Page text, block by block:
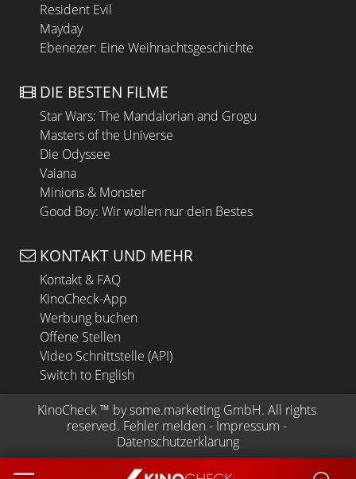
Resident Evil
Mayday
Ebenezer: Eine Weihnachtsgeschichte
DIE BESTEN FILME
Star Wars: The Mandalorian and Grogu
Masters of the Universe
Die Odyssee
Vaiana
Minions & Monster
Good Boy: Wir wollen nur dein Bestes
KONTAKT UND MEHR
Kontakt & FAQ
KinoCheck-App
Werbung buchen
Offene Stellen
Video Schnittstelle (API)
Switch to English
KinoCheck ™ by some.marketing GmbH. All rights
reserved. Fehler melden - Impressum -
Datenschutzerklärung